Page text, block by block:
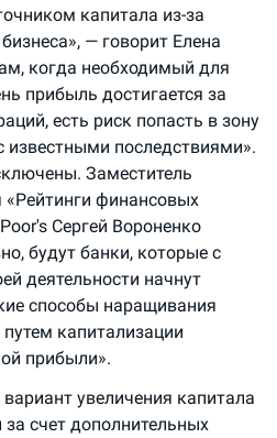
капитала из-за
— говорит Елена
когда необходимый для
прибыль достигается за
есть риск попасть в зону
известными последствиями».
Заместитель
«Рейтинги финансовых
Сергей Вороненко
будут банки, которые с
деятельности начнут
способы наращивания
капитализации
прибыли».
увеличения капитала
счет дополнительных